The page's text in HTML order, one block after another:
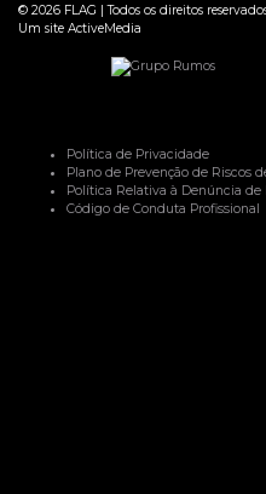
© 2026 FLAG |Todos os direitos
Um site ActiveMedia
Política de Privacidade
Plano de Prevenção de Riscos
Política Relativa à Denúncia
Código de Conduta Profissional